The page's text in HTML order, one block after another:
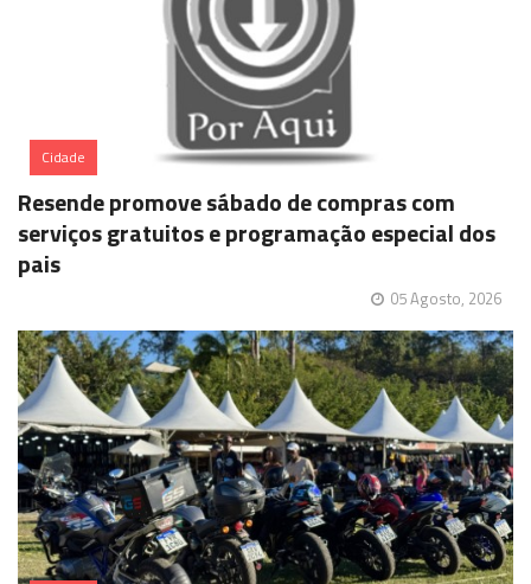
Cidade
Resende promove sábado de compras com
serviços gratuitos e programação especial dos
pais
05 Agosto, 2026